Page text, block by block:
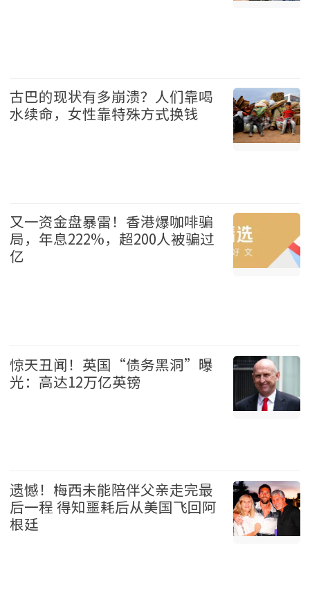
古巴的现状有多崩溃？人们靠喝
水续命，女性靠特殊方式换钱
又一资金盘暴雷！香港爆咖啡骗
局，年息222%，超200人被骗过
亿
惊天丑闻！英国“债务黑洞”曝
光：高达12万亿英镑
遗憾！梅西未能陪伴父亲走完最
后一程 得知噩耗后从美国飞回阿
根廷